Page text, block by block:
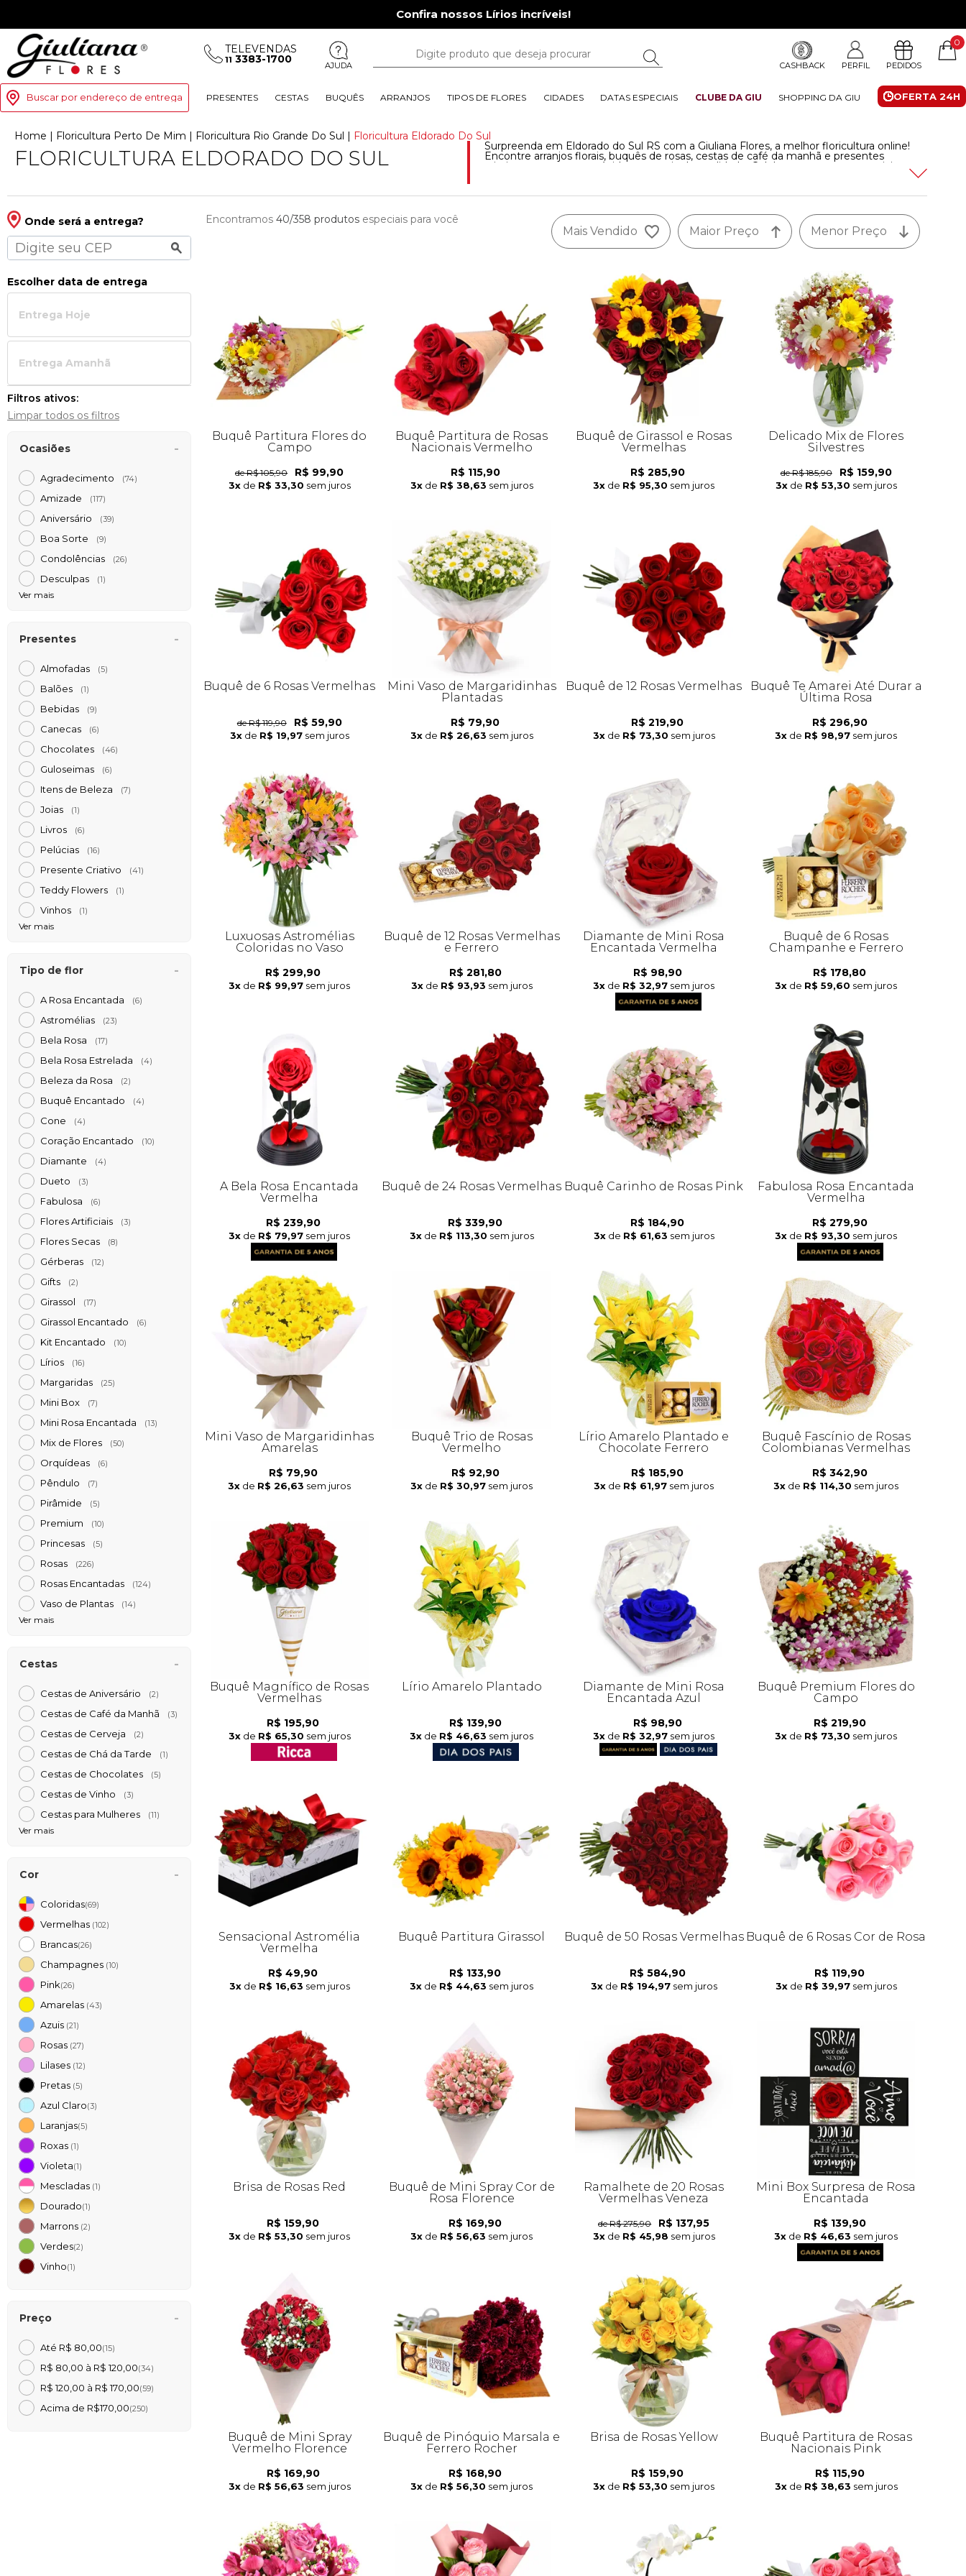
Confira nossos Lírios incríveis!
TELEVENDAS
11 3383-1700 AJUDA CASHBACK PERFIL PEDIDOS
0
Buscar por endereço de entrega OFERTA 24H
PRESENTES CESTAS BUQUÊS ARRANJOS TIPOS DE FLORES CIDADES DATAS ESPECIAIS CLUBE DA GIU SHOPPING DA GIU
Home | Floricultura Perto De Mim | Floricultura Rio Grande Do Sul | Floricultura Eldorado Do Sul
FLORICULTURA ELDORADO DO SUL Surpreenda em Eldorado do Sul RS com a Giuliana Flores, a melhor floricultura online!
Encontre arranjos florais, buquês de rosas, cestas de café da manhã e presentes
criativos com entrega rápida e garantia de qualidade. Celebre momentos especiais com
Onde será a entrega?
Escolher data de entrega
Entrega Hoje
Entrega Amanh
Filtros ativos:
Limpar todos os filtros
Ocasiões
Agradecimento (74)
Amizade (117)
Aniversário (39)
Boa Sorte (9)
Condolências (26)
Desculpas (1)
Ver mais
Presentes
Almofadas (5)
Balões (1)
Bebidas (9)
Canecas (6)
Chocolates (46)
Guloseimas (6)
Itens de Beleza (7)
Joias (1)
Livros (6)
Pelúcias (16)
Presente Criativo (41)
Teddy Flowers (1)
Vinhos (1)
Ver mais
Tipo de flor
A Rosa Encantada (6)
Astromélias (23)
Bela Rosa (17)
Bela Rosa Estrelada (4)
Beleza da Rosa (2)
Buquê Encantado (4)
Cone (4)
Coração Encantado (10)
Diamante (4)
Dueto (3)
Fabulosa (6)
Flores Artificiais (3)
Flores Secas (8)
Gérberas (12)
Gifts (2)
Girassol (17)
Girassol Encantado (6)
Kit Encantado (10)
Lírios (16)
Margaridas (25)
Mini Box (7)
Mini Rosa Encantada (13)
Mix de Flores (50)
Orquídeas (6)
Pêndulo (7)
Pirâmide (5)
Premium (10)
Princesas (5)
Rosas (226)
Rosas Encantadas (124)
Vaso de Plantas (14)
Ver mais
Cestas
Cestas de Aniversário (2)
Cestas de Café da Manh (3)
Cestas de Cerveja (2)
Cestas de Chá da Tarde (1)
Cestas de Chocolates (5)
Cestas de Vinho (3)
Cestas para Mulheres (11)
Ver mais
Cor
Coloridas(69)
Vermelhas (102)
Brancas(26)
Champagnes (10)
Pink(26)
Amarelas (43)
Azuis (21)
Rosas (27)
Lilases (12)
Pretas (5)
Azul Claro(3)
Laranjas(5)
Roxas (1)
Violeta(1)
Mescladas (1)
Dourado(1)
Marrons (2)
Verdes(2)
Vinho(1)
Preço
Até R$ 80,00(15)
R$ 80,00 à R$ 120,00(34)
R$ 120,00 à R$ 170,00(59)
Acima de R$170,00(250)
Menor Preço
Maior Preço
Mais Vendido
Encontramos 40/358 produtos especiais para você
Buquê Partitura Flores do
Campo
de R$ 105,90 R$ 99,90
3x de R$ 33,30 sem juros
Buquê Partitura de Rosas
Nacionais Vermelho
R$ 115,90
3x de R$ 38,63 sem juros
Buquê de Girassol e Rosas
Vermelhas
R$ 285,90
3x de R$ 95,30 sem juros
Delicado Mix de Flores
Silvestres
de R$ 185,90 R$ 159,90
3x de R$ 53,30 sem juros
Buquê de 6 Rosas Vermelhas
de R$ 119,90 R$ 59,90
3x de R$ 19,97 sem juros
Mini Vaso de Margaridinhas
Plantadas
R$ 79,90
3x de R$ 26,63 sem juros
Buquê de 12 Rosas Vermelhas
R$ 219,90
3x de R$ 73,30 sem juros
Buquê Te Amarei Até Durar a
Última Rosa
R$ 296,90
3x de R$ 98,97 sem juros
Luxuosas Astromélias
Coloridas no Vaso
R$ 299,90
3x de R$ 99,97 sem juros
Buquê de 12 Rosas Vermelhas
e Ferrero
R$ 281,80
3x de R$ 93,93 sem juros
Diamante de Mini Rosa
Encantada Vermelha
R$ 98,90
3x de R$ 32,97 sem juros
Buquê de 6 Rosas
Champanhe e Ferrero
R$ 178,80
3x de R$ 59,60 sem juros
A Bela Rosa Encantada
Vermelha
R$ 239,90
3x de R$ 79,97 sem juros
Buquê de 24 Rosas Vermelhas
R$ 339,90
3x de R$ 113,30 sem juros
Buquê Carinho de Rosas Pink
R$ 184,90
3x de R$ 61,63 sem juros
Fabulosa Rosa Encantada
Vermelha
R$ 279,90
3x de R$ 93,30 sem juros
Mini Vaso de Margaridinhas
Amarelas
R$ 79,90
3x de R$ 26,63 sem juros
Buquê Trio de Rosas
Vermelho
R$ 92,90
3x de R$ 30,97 sem juros
Lírio Amarelo Plantado e
Chocolate Ferrero
R$ 185,90
3x de R$ 61,97 sem juros
Buquê Fascínio de Rosas
Colombianas Vermelhas
R$ 342,90
3x de R$ 114,30 sem juros
Buquê Magnífico de Rosas
Vermelhas
R$ 195,90
3x de R$ 65,30 sem juros
Lírio Amarelo Plantado
R$ 139,90
3x de R$ 46,63 sem juros
Diamante de Mini Rosa
Encantada Azul
R$ 98,90
3x de R$ 32,97 sem juros
Buquê Premium Flores do
Campo
R$ 219,90
3x de R$ 73,30 sem juros
Sensacional Astromélia
Vermelha
R$ 49,90
3x de R$ 16,63 sem juros
Buquê Partitura Girassol
R$ 133,90
3x de R$ 44,63 sem juros
Buquê de 50 Rosas Vermelhas
R$ 584,90
3x de R$ 194,97 sem juros
Buquê de 6 Rosas Cor de Rosa
R$ 119,90
3x de R$ 39,97 sem juros
Brisa de Rosas Red
R$ 159,90
3x de R$ 53,30 sem juros
Buquê de Mini Spray Cor de
Rosa Florence
R$ 169,90
3x de R$ 56,63 sem juros
Ramalhete de 20 Rosas
Vermelhas Veneza
de R$ 275,90 R$ 137,95
3x de R$ 45,98 sem juros
Mini Box Surpresa de Rosa
Encantada
R$ 139,90
3x de R$ 46,63 sem juros
Buquê de Mini Spray
Vermelho Florence
R$ 169,90
3x de R$ 56,63 sem juros
Buquê de Pinóquio Marsala e
Ferrero Rocher
R$ 168,90
3x de R$ 56,30 sem juros
Brisa de Rosas Yellow
R$ 159,90
3x de R$ 53,30 sem juros
Buquê Partitura de Rosas
Nacionais Pink
R$ 115,90
3x de R$ 38,63 sem juros